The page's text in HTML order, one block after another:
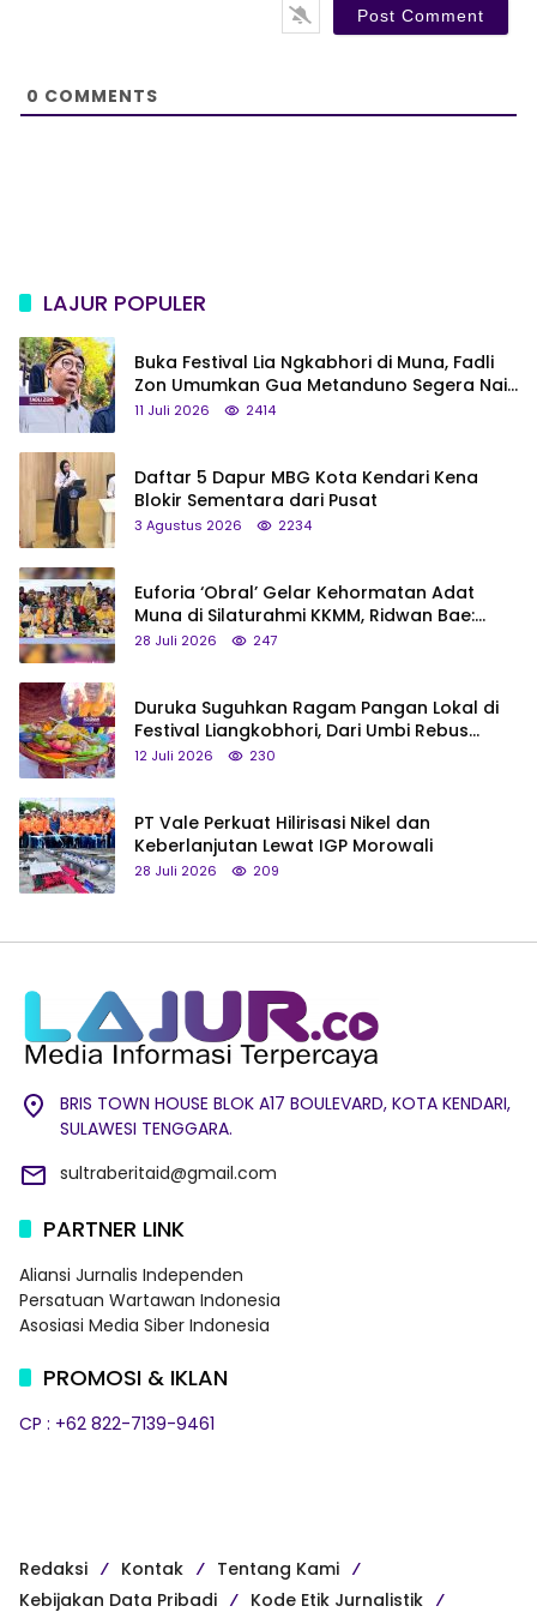
0 COMMENTS
LAJUR POPULER
Buka Festival Lia Ngkabhori di Muna, Fadli
Zon Umumkan Gua Metanduno Segera Naik
Status Jadi Cagar Budaya Nasional
11 Juli 2026 2414
Daftar 5 Dapur MBG Kota Kendari Kena
Blokir Sementara dari Pusat
3 Agustus 2026 2234
Euforia ‘Obral’ Gelar Kehormatan Adat
Muna di Silaturahmi KKMM, Ridwan Bae:
Saya Bukan Tipe Begitu, Belum Pantas!
28 Juli 2026 247
Duruka Suguhkan Ragam Pangan Lokal di
Festival Liangkobhori, Dari Umbi Rebus
hingga Tumpeng Beras Muna
12 Juli 2026 230
PT Vale Perkuat Hilirisasi Nikel dan
Keberlanjutan Lewat IGP Morowali
28 Juli 2026 209
BRIS TOWN HOUSE BLOK A17 BOULEVARD, KOTA KENDARI,
SULAWESI TENGGARA.
sultraberitaid@gmail.com
PARTNER LINK
Aliansi Jurnalis Independen
Persatuan Wartawan Indonesia
Asosiasi Media Siber Indonesia
PROMOSI & IKLAN
CP : +62 822-7139-9461
Redaksi Kontak
Tentang Kami
Kebijakan Data Pribadi
Kode Etik Jurnalistik